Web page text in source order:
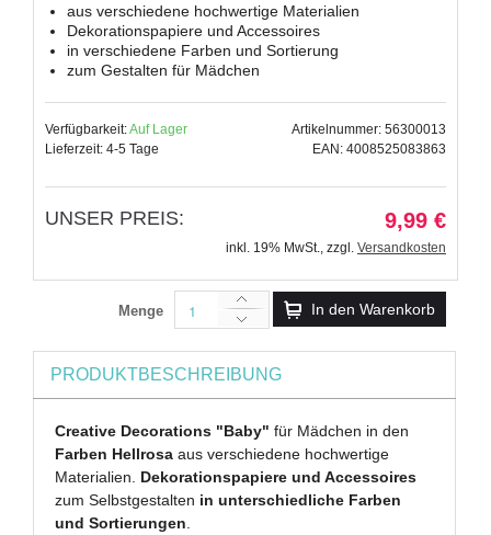
aus verschiedene hochwertige Materialien
Dekorationspapiere und Accessoires
in verschiedene Farben und Sortierung
zum Gestalten für Mädchen
Verfügbarkeit:Auf Lager
Lieferzeit: 4-5 Tage
Artikelnummer: 56300013
EAN: 4008525083863
UNSER PREIS: 9,99 €
inkl. 19% MwSt., zzgl. Versandkosten
Menge In den Warenkorb
PRODUKTBESCHREIBUNG
Creative Decorations "Baby" für Mädchen in den
Farben Hellrosa aus verschiedene hochwertige
Materialien. Dekorationspapiere und Accessoires
zum Selbstgestalten in unterschiedliche Farben
und Sortierungen.